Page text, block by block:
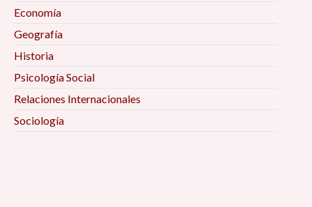
Economía
Geografía
Historia
Psicología Social
Relaciones Internacionales
Sociología